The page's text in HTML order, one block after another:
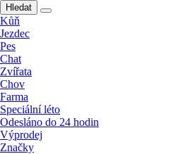
Hledat
Kůň
Jezdec
Pes
Chat
Zvířata
Chov
Farma
Speciální léto
Odesláno do 24 hodin
Výprodej
Značky